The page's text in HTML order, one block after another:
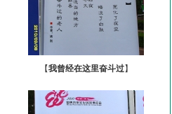
【我曾经在这里奋斗过】